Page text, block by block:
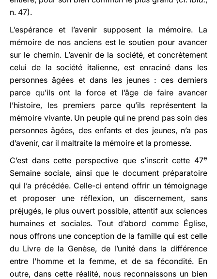
n. 47).
L’espérance et l’avenir supposent la mémoire. La
mémoire de nos anciens est le soutien pour avancer
sur le chemin. L’avenir de la société, et concrètement
celui de la société italienne, est enraciné dans les
personnes âgées et dans les jeunes : ces derniers
parce qu’ils ont la force et l’âge de faire avancer
l’histoire, les premiers parce qu’ils représentent la
mémoire vivante. Un peuple qui ne prend pas soin des
personnes âgées, des enfants et des jeunes, n’a pas
d’avenir, car il maltraite la mémoire et la promesse.
C’est dans cette perspective que s’inscrit cette 47e
Semaine sociale, ainsi que le document préparatoire
qui l’a précédée. Celle-ci entend offrir un témoignage
et proposer une réflexion, un discernement, sans
préjugés, le plus ouvert possible, attentif aux sciences
humaines et sociales. Tout d’abord comme Église,
nous offrons une conception de la famille qui est celle
du Livre de la Genèse, de l’unité dans la différence
entre l’homme et la femme, et de sa fécondité. En
outre, dans cette réalité, nous reconnaissons un bien